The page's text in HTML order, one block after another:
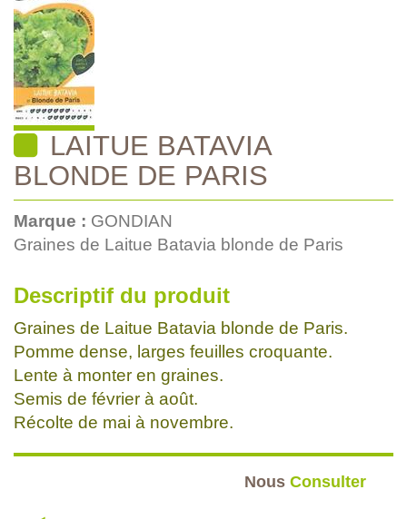
LAITUE BATAVIA
BLONDE DE PARIS
Marque : GONDIAN
Graines de Laitue Batavia blonde de Paris
Descriptif du produit
Graines de Laitue Batavia blonde de Paris.
Pomme dense, larges feuilles croquante.
Lente à monter en graines.
Semis de février à août.
Récolte de mai à novembre.
Nous Consulter